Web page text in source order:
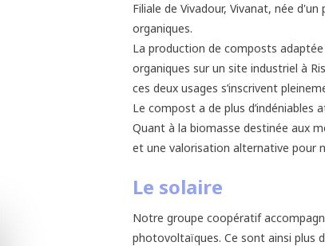
Filiale de Vivadour, Vivanat, née
organiques.
La production de composts
organiques sur un site industriel à
ces deux usages s’inscrivent
Le compost a de plus
Quant à la biomasse destinée aux
et une valorisation alternative pour
Le solaire
Notre groupe coopératif
photovoltaïques. Ce sont ainsi plus